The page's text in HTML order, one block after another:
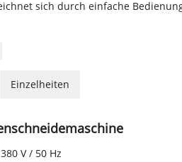
sich durch einfache
Einzelheiten
V / 50 Hz